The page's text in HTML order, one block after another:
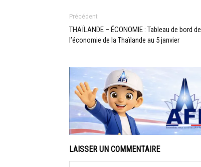
Précédent
THAÏLANDE – ÉCONOMIE : Tableau de bord de
l’économie de la Thaïlande au 5 janvier
LAISSER UN COMMENTAIRE